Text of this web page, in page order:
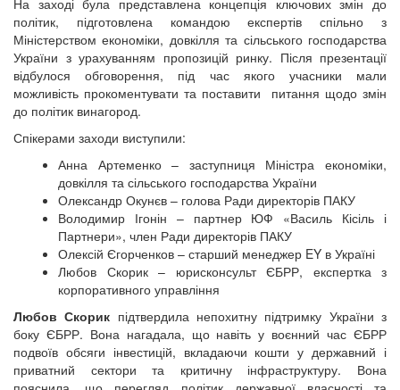
політик, підготовлена командою експертів спільно з
Міністерством економіки, довкілля та сільського господарства
України з урахуванням пропозицій ринку. Після презентації
відбулося обговорення, під час якого учасники мали
можливість прокоментувати та поставити питання щодо змін
до політик винагород.
Спікерами заходи виступили:
Анна Артеменко – заступниця Міністра економіки,
довкілля та сільського господарства України
Олександр Окунєв – голова Ради директорів ПАКУ
Володимир Ігонін – партнер ЮФ «Василь Кісіль і
Партнери», член Ради директорів ПАКУ
Олексій Єгорченков – старший менеджер EY в Україні
Любов Скорик – юрисконсульт ЄБРР, експертка з
корпоративного управління
Любов Скорик підтвердила непохитну підтримку України з
боку ЄБРР. Вона нагадала, що навіть у воєнний час ЄБРР
подвоїв обсяги інвестицій, вкладаючи кошти у державний і
приватний сектори та критичну інфраструктуру. Вона